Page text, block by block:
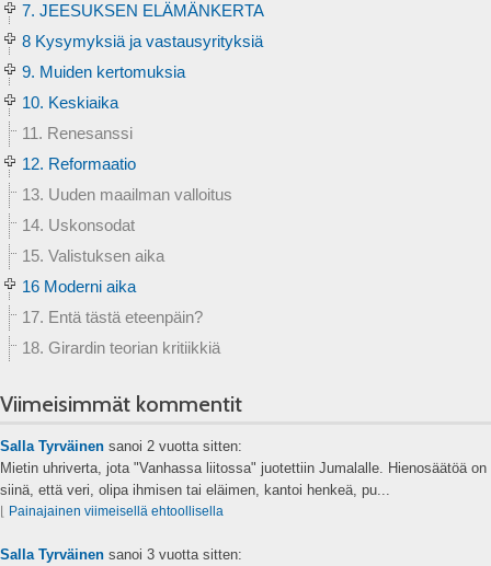
7. JEESUKSEN ELÄMÄNKERTA
8 Kysymyksiä ja vastausyrityksiä
9. Muiden kertomuksia
10. Keskiaika
11. Renesanssi
12. Reformaatio
13. Uuden maailman valloitus
14. Uskonsodat
15. Valistuksen aika
16 Moderni aika
17. Entä tästä eteenpäin?
18. Girardin teorian kritiikkiä
Viimeisimmät kommentit
Salla Tyrväinen sanoi 2 vuotta sitten:
Mietin uhriverta, jota "Vanhassa liitossa" juotettiin Jumalalle. Hienosäätöä on
siinä, että veri, olipa ihmisen tai eläimen, kantoi henkeä, pu...
⌊ Painajainen viimeisellä ehtoollisella
Salla Tyrväinen sanoi 3 vuotta sitten: